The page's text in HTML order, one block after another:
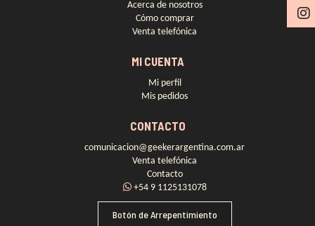
Acerca de nosotros
Cómo comprar
Venta telefónica
MI CUENTA
Mi perfil
Mis pedidos
CONTACTO
comunicacion@geekerargentina.com.ar
Venta telefónica
Contacto
+54 9 1125131078
Botón de Arrepentimiento